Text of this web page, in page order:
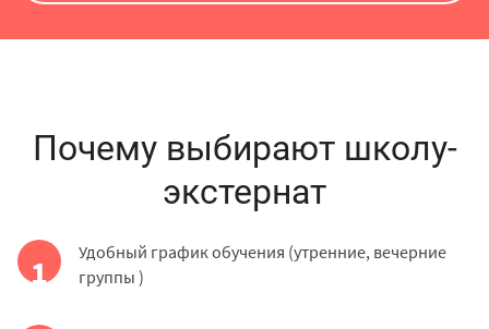
Почему выбирают школу-
экстернат
1
Удобный график обучения (утренние, вечерние
группы )